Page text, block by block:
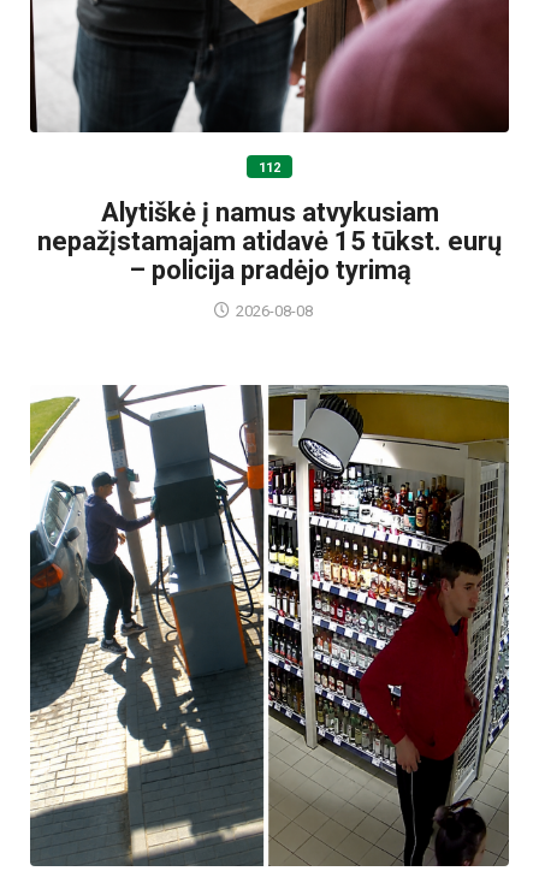
112
Alytiškė į namus atvykusiam
nepažįstamajam atidavė 15 tūkst. eurų
– policija pradėjo tyrimą
2026-08-08